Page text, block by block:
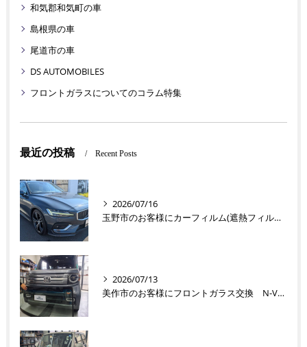
和気郡和気町の車
島根県の車
尾道市の車
DS AUTOMOBILES
フロントガラスについてのコラム特集
最近の投稿 Recent Posts
2026/07/16
玉野市のお客様にカーフィルム(遮熱フィルム) V60【nexus株式会社】
2026/07/13
美作市のお客様にフロントガラス交換 N-VAN【nexus株式会社】